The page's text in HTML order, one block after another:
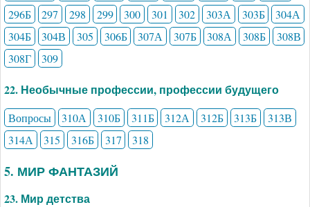
296Б
297 298 299 300 301 302 303А 303Б
304А
304Б
304В 305 306Б 307А 307Б 308А 308Б
308В
308Г
309
22. Необычные профессии, профессии будущего
Вопросы 310А 310Б 311Б 312А 312Б 313Б
313В
314А
315 316Б 317 318
5. МИР ФАНТАЗИЙ
23. Мир детства